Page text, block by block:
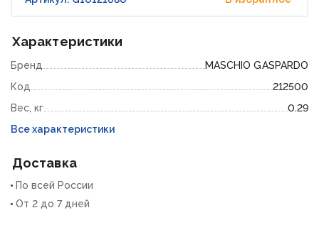
Характеристики
Бренд
MASCHIO GASPARDO
Код
212500
Вес, кг
0.29
Все характеристики
Доставка
По всей России
От 2 до 7 дней